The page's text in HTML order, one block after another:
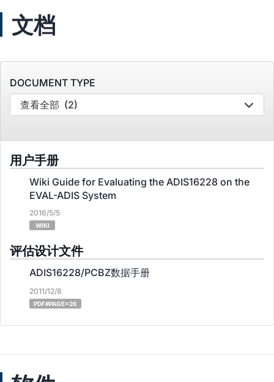
文档
DOCUMENT TYPE
查看全部 (2)
用户手册
Wiki Guide for Evaluating the ADIS16228 on the
EVAL-ADIS System
2016/5/5
WIKI
评估设计文件
ADIS16228/PCBZ数据手册
2011/12/8
PDF#PAGE=26